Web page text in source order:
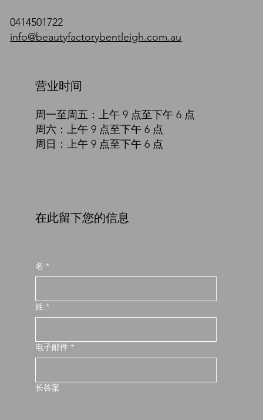
0414501722
info@beautyfactorybentleigh.com.au
营业时间
周一至周五：上午 9 点至下午 6 点
周六：上午 9 点至下午 6 点
周日：上午 9 点至下午 6 点
在此留下您的信息
名 *
姓 *
电子邮件 *
长答案